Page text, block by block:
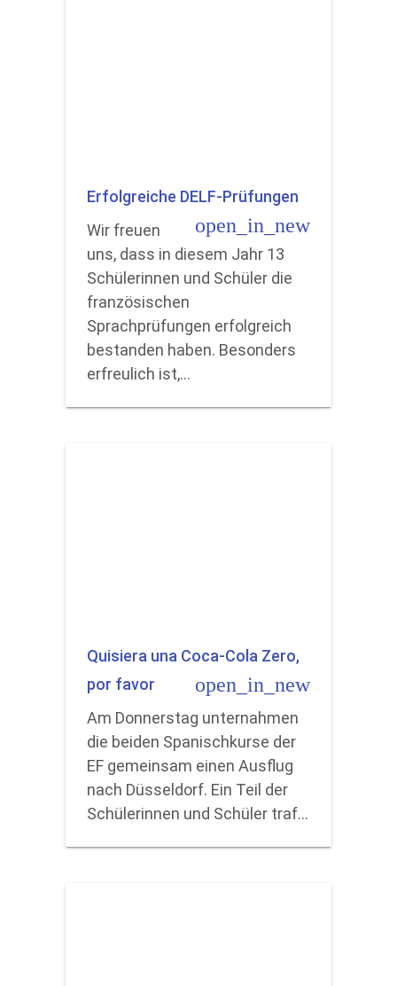
Erfolgreiche DELF-Prüfungen
open_in_new
Wir freuen
uns, dass in diesem Jahr 13
Schülerinnen und Schüler die
französischen
Sprachprüfungen erfolgreich
bestanden haben. Besonders
erfreulich ist,…
Quisiera una Coca-Cola Zero,
por favor
open_in_new
Am Donnerstag unternahmen
die beiden Spanischkurse der
EF gemeinsam einen Ausflug
nach Düsseldorf. Ein Teil der
Schülerinnen und Schüler traf…